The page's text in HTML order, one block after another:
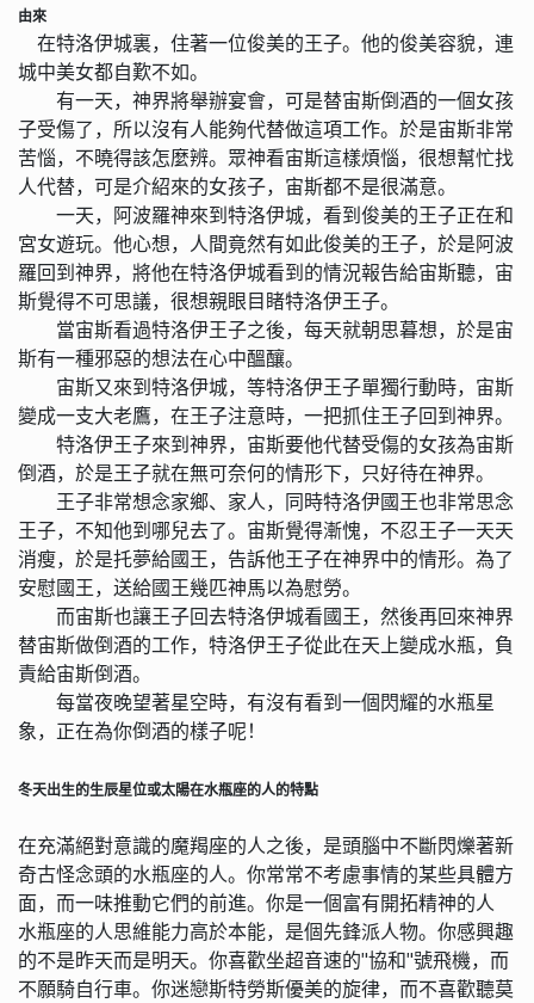
由來
在特洛伊城裏，住著一位俊美的王子。他的俊美容貌，連
城中美女都自歎不如。
有一天，神界將舉辦宴會，可是替宙斯倒酒的一個女孩
子受傷了，所以沒有人能夠代替做這項工作。於是宙斯非常
苦惱，不曉得該怎麼辨。眾神看宙斯這樣煩惱，很想幫忙找
人代替，可是介紹來的女孩子，宙斯都不是很滿意。
一天，阿波羅神來到特洛伊城，看到俊美的王子正在和
宮女遊玩。他心想，人間竟然有如此俊美的王子，於是阿波
羅回到神界，將他在特洛伊城看到的情況報告給宙斯聽，宙
斯覺得不可思議，很想親眼目睹特洛伊王子。
當宙斯看過特洛伊王子之後，每天就朝思暮想，於是宙
斯有一種邪惡的想法在心中醞釀。
宙斯又來到特洛伊城，等特洛伊王子單獨行動時，宙斯
變成一支大老鷹，在王子注意時，一把抓住王子回到神界。
特洛伊王子來到神界，宙斯要他代替受傷的女孩為宙斯
倒酒，於是王子就在無可奈何的情形下，只好待在神界。
王子非常想念家鄉、家人，同時特洛伊國王也非常思念
王子，不知他到哪兒去了。宙斯覺得漸愧，不忍王子一天天
消瘦，於是托夢給國王，告訴他王子在神界中的情形。為了
安慰國王，送給國王幾匹神馬以為慰勞。
而宙斯也讓王子回去特洛伊城看國王，然後再回來神界
替宙斯做倒酒的工作，特洛伊王子從此在天上變成水瓶，負
責給宙斯倒酒。
每當夜晚望著星空時，有沒有看到一個閃耀的水瓶星
象，正在為你倒酒的樣子呢！
冬天出生的生辰星位或太陽在水瓶座的人的特點
在充滿絕對意識的魔羯座的人之後，是頭腦中不斷閃爍著新
奇古怪念頭的水瓶座的人。你常常不考慮事情的某些具體方
面，而一味推動它們的前進。你是一個富有開拓精神的人
水瓶座的人思維能力高於本能，是個先鋒派人物。你感興趣
的不是昨天而是明天。你喜歡坐超音速的"協和"號飛機，而
不願騎自行車。你迷戀斯特勞斯優美的旋律，而不喜歡聽莫